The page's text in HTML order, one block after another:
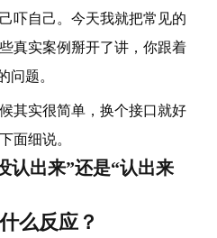
吓自己。今天我就把常见的
真实案例掰开了讲，你跟着
问题。
其实很简单，换个接口就好
面细说。
认出来”还是“认出来
么反应？